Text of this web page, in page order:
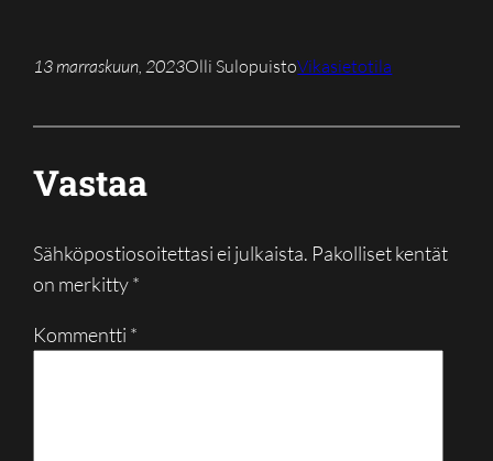
13 marraskuun, 2023Olli SulopuistoVikasietotila
Vastaa
Sähköpostiosoitettasi ei julkaista. Pakolliset kentät
on merkitty*
Kommentti *